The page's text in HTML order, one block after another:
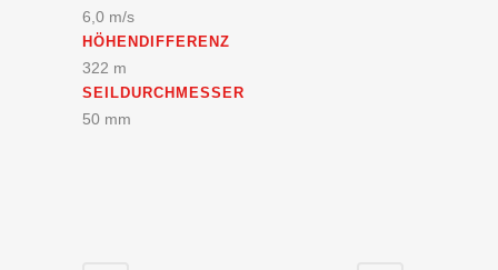
6,0 m/s
HÖHENDIFFERENZ
322 m
SEILDURCHMESSER
50 mm